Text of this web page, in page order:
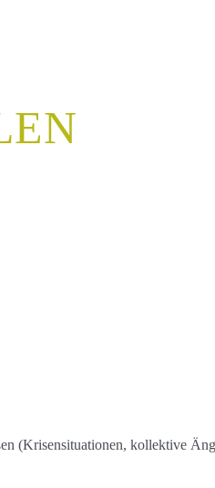
(Krisensituationen, kollektive